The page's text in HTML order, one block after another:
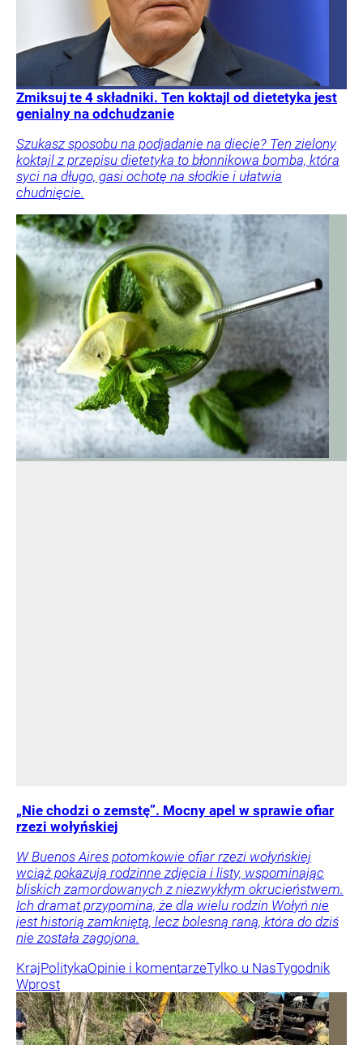
Zmiksuj te 4 składniki. Ten koktajl od dietetyka jest
genialny na odchudzanie
Szukasz sposobu na podjadanie na diecie? Ten zielony
koktajl z przepisu dietetyka to błonnikowa bomba, która
syci na długo, gasi ochotę na słodkie i ułatwia
chudnięcie.
„Nie chodzi o zemstę”. Mocny apel w sprawie ofiar
rzezi wołyńskiej
W Buenos Aires potomkowie ofiar rzezi wołyńskiej
wciąż pokazują rodzinne zdjęcia i listy, wspominając
bliskich zamordowanych z niezwykłym okrucieństwem.
Ich dramat przypomina, że dla wielu rodzin Wołyń nie
jest historią zamkniętą, lecz bolesną raną, która do dziś
nie została zagojona.
KrajPolitykaOpinie i komentarzeTylko u NasTygodnik
Wprost